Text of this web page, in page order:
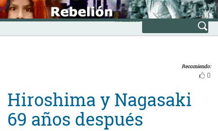
Skip
to
content
INICIO
Avanzada
Recomiendo:
0
Hiroshima y Nagasaki
69 años después